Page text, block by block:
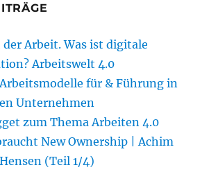
Arbeit. Was ist digitale
Arbeitswelt 4.0
für & Führung in
Unternehmen
zum Thema Arbeiten 4.0
New Ownership | Achim
(Teil 1/4)